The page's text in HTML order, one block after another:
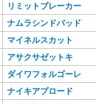
リミットブレーカー
ナムラシンドバッド
マイネルスカット
アサクサゼットキ
ダイワフォルゴーレ
ナイキアプロード